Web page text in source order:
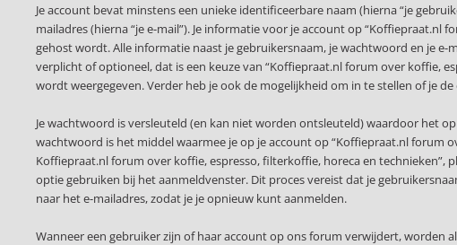
Je account bevat minstens een unieke identificeerbare naam (hierna “je
mailadres (hierna “je e-mail”). Je informatie voor je account op
gehost wordt. Alle informatie naast je gebruikersnaam, je wachtwoord en je
verplicht of optioneel, dat is een keuze van “Koffiepraat.nl forum over koffie,
wordt weergegeven. Verder heb je ook de mogelijkheid om in te stellen of je
Je wachtwoord is versleuteld (en kan niet worden ontsleuteld) waardoor het
wachtwoord is het middel waarmee je op je account op “Koffiepraat.nl forum
Koffiepraat.nl forum over koffie, espresso, filterkoffie, horeca en technieken”,
optie gebruiken bij het aanmeldvenster. Dit proces vereist dat je
naar het e-mailadres, zodat je je opnieuw kunt aanmelden.
Wanneer een gebruiker zijn of haar account op ons forum verwijdert, worden